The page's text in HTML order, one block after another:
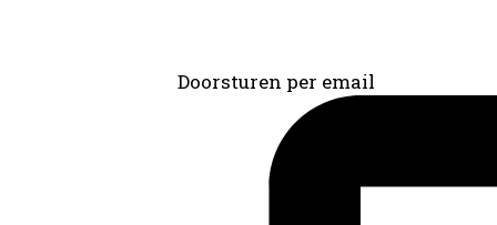
Doorsturen per email